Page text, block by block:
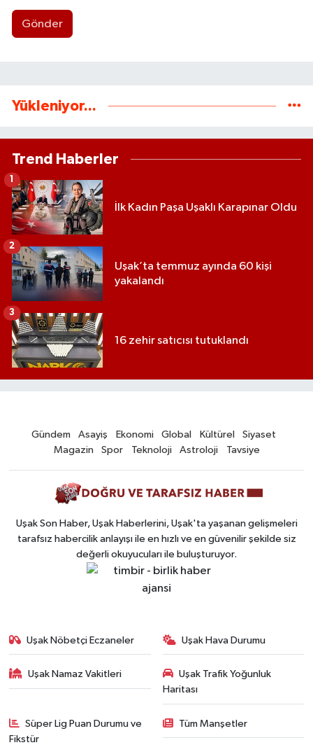
Gönder
Yükleniyor...
Trend Haberler
İlk Kadın Paşa Uşaklı Karapınar Oldu
1
Uşak’ta temmuz ayında 60 kişi
yakalandı
2
16 zehir satıcısı tutuklandı
3
Gündem Asayiş Ekonomi Global Kültürel
Siyaset
Magazin
Spor Teknoloji Astroloji Tavsiye
Uşak Son Haber, Uşak Haberlerini, Uşak'ta yaşanan gelişmeleri
tarafsız habercilik anlayışı ile en hızlı ve en güvenilir şekilde siz
değerli okuyucuları ile buluşturuyor.
Uşak Nöbetçi Eczaneler Uşak Hava Durumu
Uşak Namaz Vakitleri
Uşak Trafik Yoğunluk
Haritası
Süper Lig Puan Durumu ve
Fikstür
Tüm Manşetler